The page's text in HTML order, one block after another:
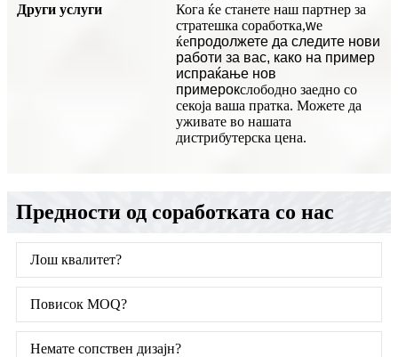
Други услуги
Кога ќе станете наш партнер за
стратешка соработка,wе
ќепродолжете да следите нови
работи за вас, како на пример
испраќање нов
примерокслободно заедно со
секоја ваша пратка. Можете да
уживате во нашата
дистрибутерска цена.
Предности од соработката со нас
Лош квалитет?
Повисок MOQ?
Немате сопствен дизајн?